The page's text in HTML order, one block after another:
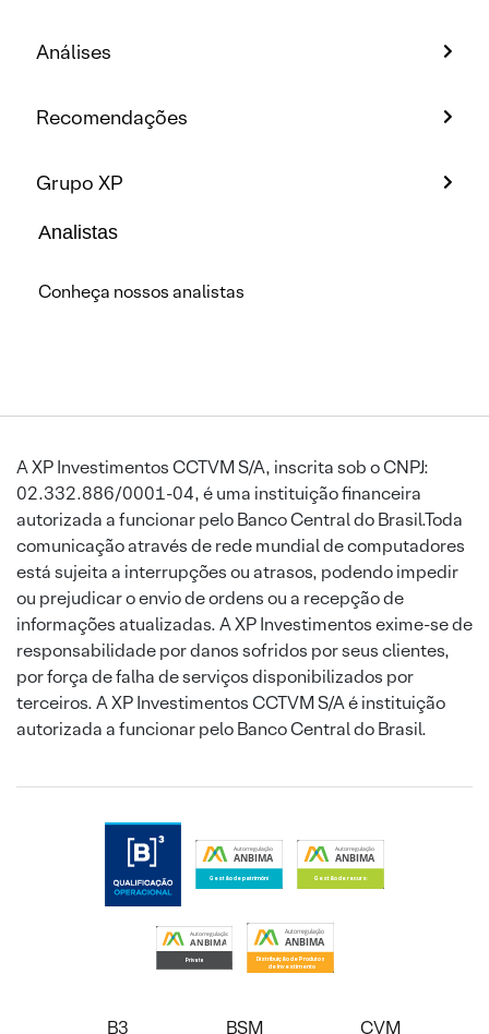
Análises
Recomendações
Grupo XP
Analistas
Conheça nossos analistas
A XP Investimentos CCTVM S/A, inscrita sob o CNPJ:
02.332.886/0001-04, é uma instituição financeira
autorizada a funcionar pelo Banco Central do Brasil.Toda
comunicação através de rede mundial de computadores
está sujeita a interrupções ou atrasos, podendo impedir
ou prejudicar o envio de ordens ou a recepção de
informações atualizadas. A XP Investimentos exime-se de
responsabilidade por danos sofridos por seus clientes,
por força de falha de serviços disponibilizados por
terceiros. A XP Investimentos CCTVM S/A é instituição
autorizada a funcionar pelo Banco Central do Brasil.
B3 BSM CVM